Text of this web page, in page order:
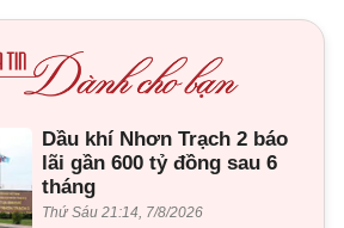
Dầu khí Nhơn Trạch 2 báo
lãi gần 600 tỷ đồng sau 6
tháng
Thứ Sáu 21:14, 7/8/2026